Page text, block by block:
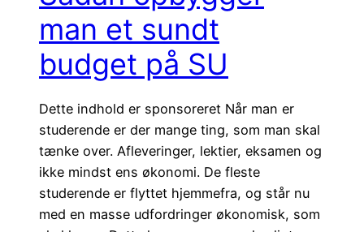
man et sundt
budget på SU
Dette indhold er sponsoreret Når man er
studerende er der mange ting, som man skal
tænke over. Afleveringer, lektier, eksamen og
ikke mindst ens økonomi. De fleste
studerende er flyttet hjemmefra, og står nu
med en masse udfordringer økonomisk, som